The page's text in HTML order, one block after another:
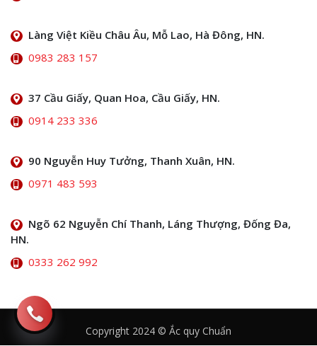
Làng Việt Kiều Châu Âu, Mỗ Lao, Hà Đông, HN.
0983 283 157
37 Cầu Giấy, Quan Hoa, Cầu Giấy, HN.
0914 233 336
90 Nguyễn Huy Tưởng, Thanh Xuân, HN.
0971 483 593
Ngõ 62 Nguyễn Chí Thanh, Láng Thượng, Đống Đa,
HN.
0333 262 992
Copyright 2024 © Ắc quy Chuẩn